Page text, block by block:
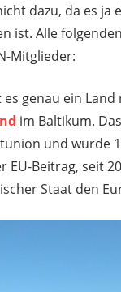
dazu, da es ja
ist. Alle
Mitglieder:
genau ein Land
im Baltikum.
und wurde
EU-Beitrag, seit
Staat den